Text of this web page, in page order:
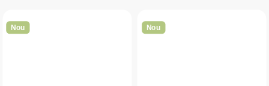
Nou Nou